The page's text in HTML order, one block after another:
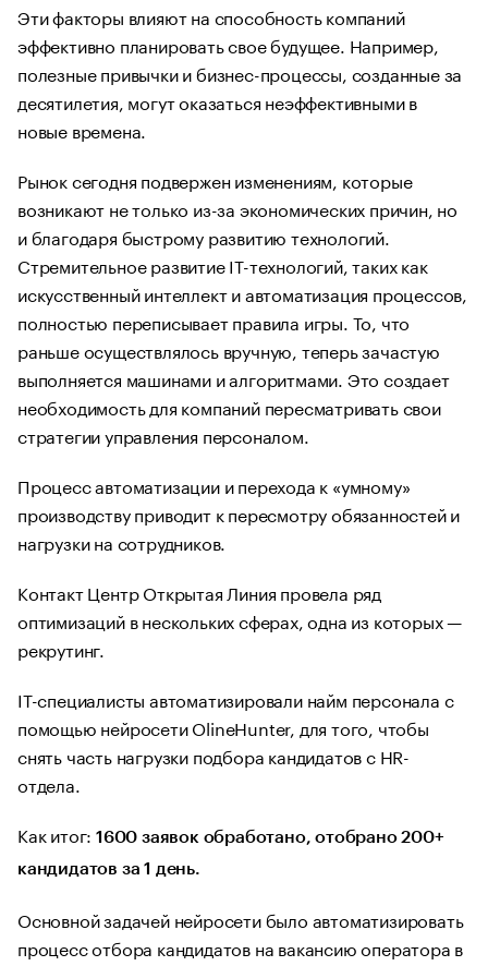
Эти факторы влияют на способность компаний
эффективно планировать свое будущее. Например,
полезные привычки и бизнес-процессы, созданные за
десятилетия, могут оказаться неэффективными в
новые времена.
Рынок сегодня подвержен изменениям, которые
возникают не только из-за экономических причин, но
и благодаря быстрому развитию технологий.
Стремительное развитие IT-технологий, таких как
искусственный интеллект и автоматизация процессов,
полностью переписывает правила игры. То, что
раньше осуществлялось вручную, теперь зачастую
выполняется машинами и алгоритмами. Это создает
необходимость для компаний пересматривать свои
стратегии управления персоналом.
Процесс автоматизации и перехода к «умному»
производству приводит к пересмотру обязанностей и
нагрузки на сотрудников.
Контакт Центр Открытая Линия провела ряд
оптимизаций в нескольких сферах, одна из которых —
рекрутинг.
IT-специалисты автоматизировали найм персонала с
помощью нейросети OlineHunter, для того, чтобы
снять часть нагрузки подбора кандидатов с HR-
отдела.
Как итог: 1600 заявок обработано, отобрано 200+
кандидатов за 1 день.
Основной задачей нейросети было автоматизировать
процесс отбора кандидатов на вакансию оператора в